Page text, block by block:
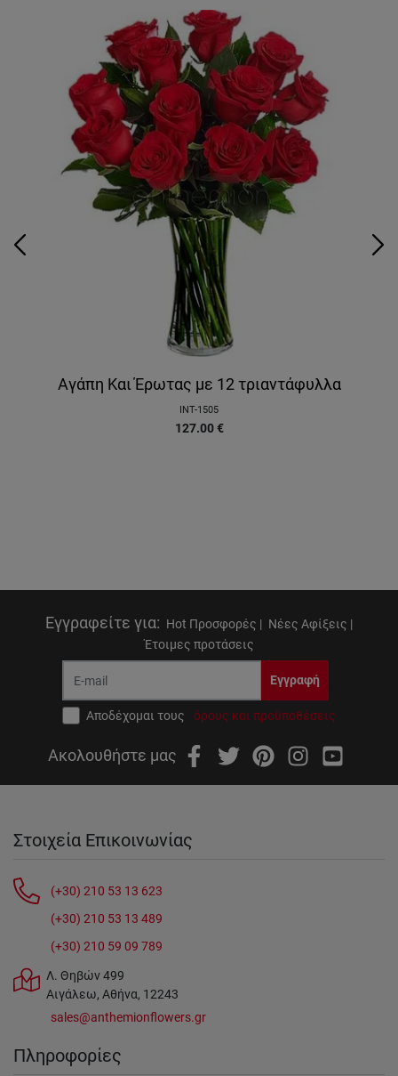
Αγάπη Και Έρωτας με 12 τριαντάφυλλα
INT-1505
127.00 €
Εγγραφείτε για: Hot Προσφορές | Νέες Αφίξεις |
Έτοιμες προτάσεις
Εγγραφή
Αποδέχομαι τους όρους και προϋποθέσεις
Ακολουθήστε μας
Στοιχεία Επικοινωνίας
(+30) 210 53 13 623
(+30) 210 53 13 489
(+30) 210 59 09 789
Λ. Θηβών 499
Αιγάλεω, Αθήνα, 12243
sales@anthemionflowers.gr
Πληροφορίες